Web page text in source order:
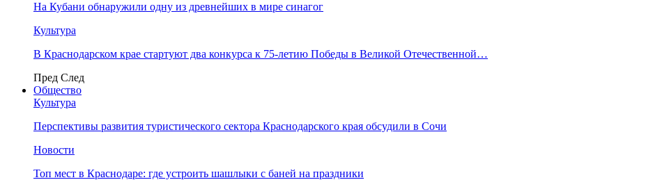
На Кубани обнаружили одну из древнейших в мире синагог
Культура
В Краснодарском крае стартуют два конкурса к 75-летию Победы в Великой Отечественной…
Пред След
Общество
Культура
Перспективы развития туристического сектора Краснодарского края обсудили в Сочи
Новости
Топ мест в Краснодаре: где устроить шашлыки с баней на праздники